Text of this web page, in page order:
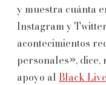
y muestra cuánta
Instagram y
acontecimientos
personales»,
apoyo al Black